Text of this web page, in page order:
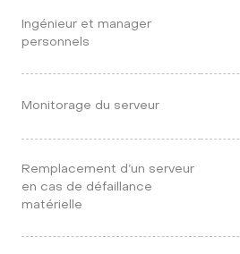
Ingénieur et manager
personnels
Monitorage du serveur
Remplacement d’un serveur
en cas de défaillance
matérielle